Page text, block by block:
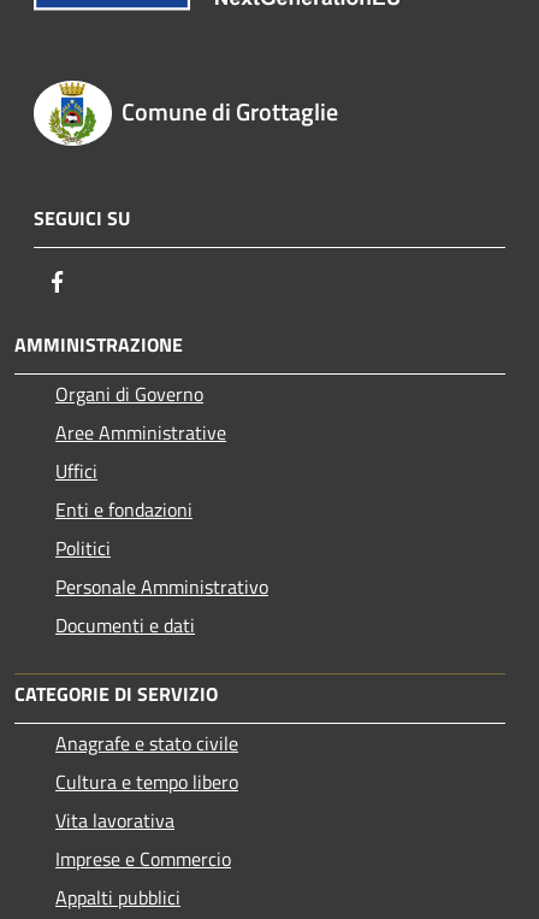
Comune di Grottaglie
SEGUICI SU
AMMINISTRAZIONE
Organi di Governo
Aree Amministrative
Uffici
Enti e fondazioni
Politici
Personale Amministrativo
Documenti e dati
CATEGORIE DI SERVIZIO
Anagrafe e stato civile
Cultura e tempo libero
Vita lavorativa
Imprese e Commercio
Appalti pubblici